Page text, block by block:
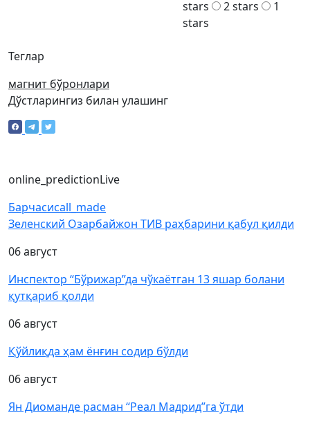
Теглар
магнит бўронлари
stars 2 stars
1
stars
Дўстларингиз билан улашинг
online_predictionLive
Барчасиcall_made
Зеленский Озарбайжон ТИВ раҳбарини қабул қилди
06 август
Инспектор “Бўрижар”да чўкаётган 13 яшар болани
қутқариб қолди
06 август
Қўйлиқда ҳам ёнғин содир бўлди
06 август
Ян Диоманде расман “Реал Мадрид”га ўтди